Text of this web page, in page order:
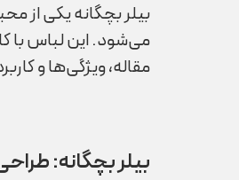
بیلر بچگانه یکی از
می‌شود. این لباس با
مقاله، ویژگی‌ها و
بیلر بچگانه: